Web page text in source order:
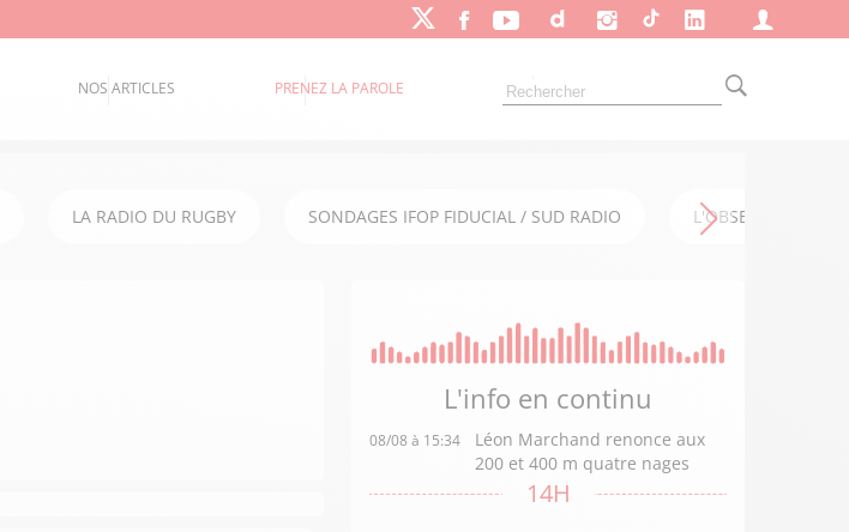
NOS ARTICLES PRENEZ LA PAROLE
LA RADIO DU RUGBY SONDAGES IFOP FIDUCIAL / SUD RADIO L'OBSERVATOIRE
L'info en continu
08/08 à 15:34
Léon Marchand renonce aux
200 et 400 m quatre nages
14H